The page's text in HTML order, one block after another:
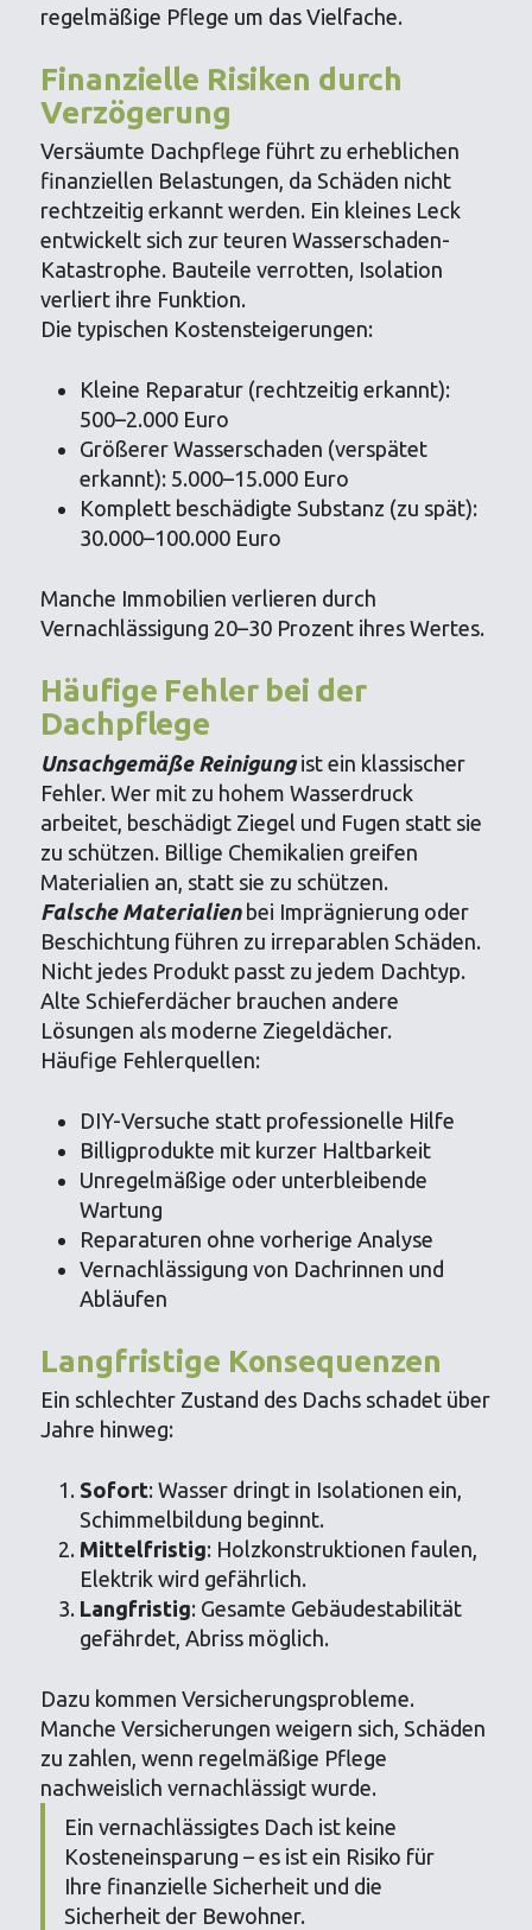
regelmäßige Pflege um das Vielfache.
Finanzielle Risiken durch
Verzögerung
Versäumte Dachpflege führt zu erheblichen
finanziellen Belastungen, da Schäden nicht
rechtzeitig erkannt werden. Ein kleines Leck
entwickelt sich zur teuren Wasserschaden-
Katastrophe. Bauteile verrotten, Isolation
verliert ihre Funktion.
Die typischen Kostensteigerungen:
Kleine Reparatur (rechtzeitig erkannt):
500–2.000 Euro
Größerer Wasserschaden (verspätet
erkannt): 5.000–15.000 Euro
Komplett beschädigte Substanz (zu spät):
30.000–100.000 Euro
Manche Immobilien verlieren durch
Vernachlässigung 20–30 Prozent ihres Wertes.
Häufige Fehler bei der
Dachpflege
Unsachgemäße Reinigungist ein klassischer
Fehler. Wer mit zu hohem Wasserdruck
arbeitet, beschädigt Ziegel und Fugen statt sie
zu schützen. Billige Chemikalien greifen
Materialien an, statt sie zu schützen.
Falsche Materialienbei Imprägnierung oder
Beschichtung führen zu irreparablen Schäden.
Nicht jedes Produkt passt zu jedem Dachtyp.
Alte Schieferdächer brauchen andere
Lösungen als moderne Ziegeldächer.
Häufige Fehlerquellen:
DIY-Versuche statt professionelle Hilfe
Billigprodukte mit kurzer Haltbarkeit
Unregelmäßige oder unterbleibende
Wartung
Reparaturen ohne vorherige Analyse
Vernachlässigung von Dachrinnen und
Abläufen
Langfristige Konsequenzen
Ein schlechter Zustand des Dachs schadet über
Jahre hinweg:
Sofort: Wasser dringt in Isolationen ein,
Schimmelbildung beginnt.
Mittelfristig: Holzkonstruktionen faulen,
Elektrik wird gefährlich.
Langfristig: Gesamte Gebäudestabilität
gefährdet, Abriss möglich.
Dazu kommen Versicherungsprobleme.
Manche Versicherungen weigern sich, Schäden
zu zahlen, wenn regelmäßige Pflege
nachweislich vernachlässigt wurde.
Ein vernachlässigtes Dach ist keine
Kosteneinsparung – es ist ein Risiko für
Ihre finanzielle Sicherheit und die
Sicherheit der Bewohner.